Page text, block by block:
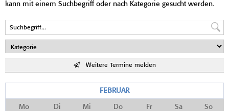
kann mit einem Suchbegriff oder nach Kategorie gesucht werden.
Weitere Termine melden
FEBRUAR
Mo Di Mi Do Fr Sa So